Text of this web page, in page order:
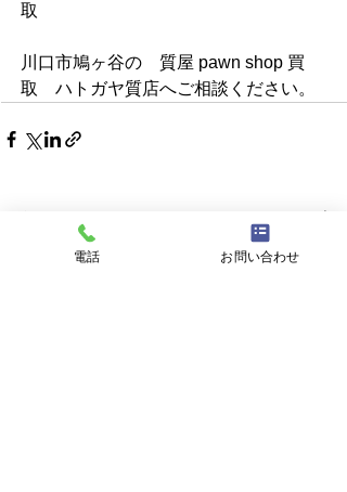
取
川口市鳩ヶ谷の　質屋 pawn shop 買
取　ハトガヤ質店へご相談ください。
最新記事
電話 お問い合わせ